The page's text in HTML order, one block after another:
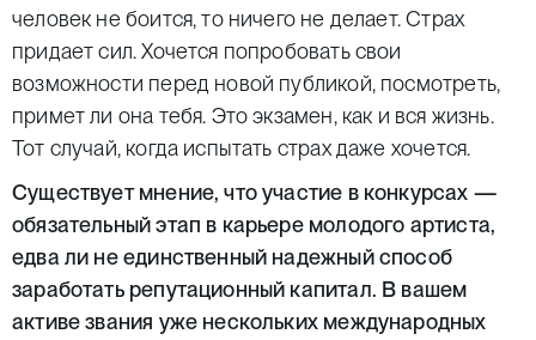
человек не боится, то ничего не делает. Страх
придает сил. Хочется попробовать свои
возможности перед новой публикой, посмотреть,
примет ли она тебя. Это экзамен, как и вся жизнь.
Тот случай, когда испытать страх даже хочется.
Существует мнение, что участие в конкурсах —
обязательный этап в карьере молодого артиста,
едва ли не единственный надежный способ
заработать репутационный капитал. В вашем
активе звания уже нескольких международных